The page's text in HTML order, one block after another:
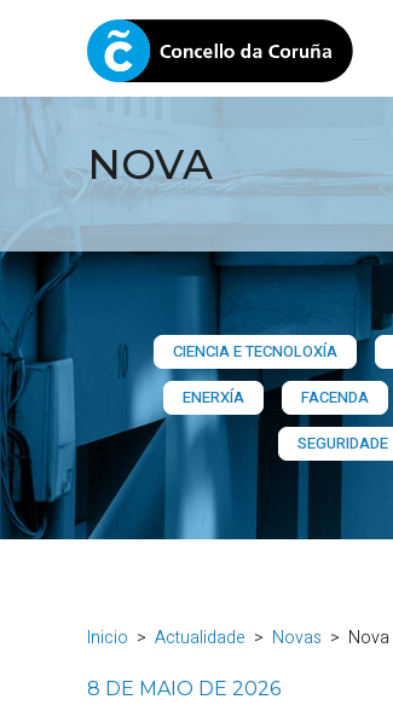
NOVA
CIENCIA E TECNOLOXÍA
ENERXÍA
FACENDA
SEGURIDADE
Inicio Actualidade Novas Nova
8 DE MAIO DE 2026